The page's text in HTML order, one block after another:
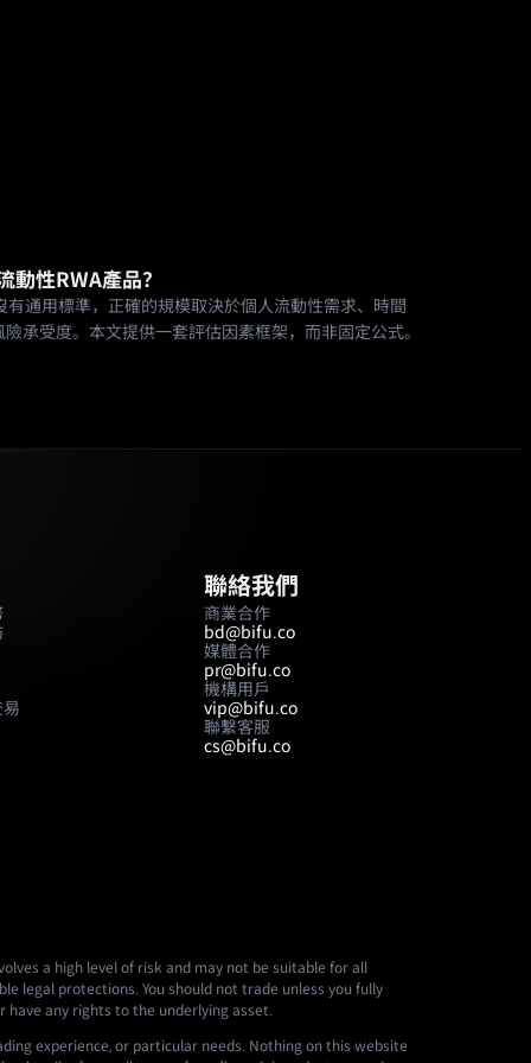
動性RWA產品？
有通用標準，正確的規模取決於個人流動性需求、時間
承受度。本文提供一套評估因素框架，而非固定公式。
聯絡我們
商業合作
bd@bifu.co
媒體合作
pr@bifu.co
機構用戶
vip@bifu.co
聯繫客服
cs@bifu.co
a high level of risk and may not be suitable for all
legal protections. You should not trade unless you fully
have any rights to the underlying asset.
experience, or particular needs. Nothing on this website